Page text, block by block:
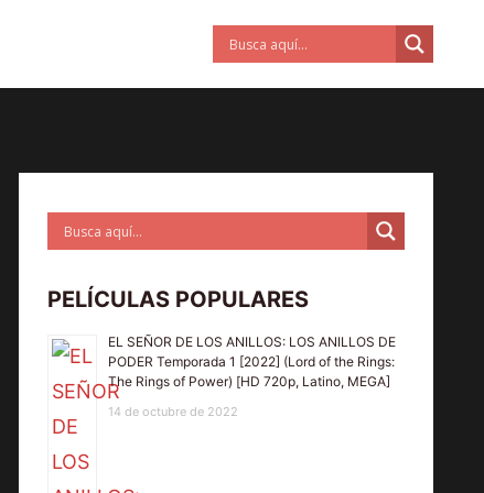
PELÍCULAS POPULARES
EL SEÑOR DE LOS ANILLOS: LOS ANILLOS DE
PODER Temporada 1 [2022] (Lord of the Rings:
The Rings of Power) [HD 720p, Latino, MEGA]
14 de octubre de 2022